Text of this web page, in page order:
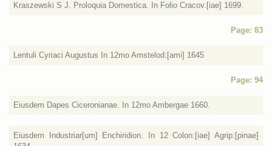
Kraszewski S J. Proloquia Domestica. In Folio Cracov.[iae] 1699.
Page: 83
Lentuli Cyriaci Augustus In 12mo Amstelod:[ami] 1645
Page: 94
Eiusdem Dapes Ciceronianae. In 12mo Ambergae 1660.
Eiusdem Industriar[um] Enchiridion. In 12 Colon:[iae] Agrip:[pinae]